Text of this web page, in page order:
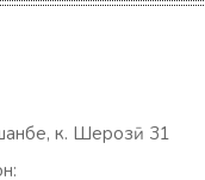
к. Шерозӣ 31